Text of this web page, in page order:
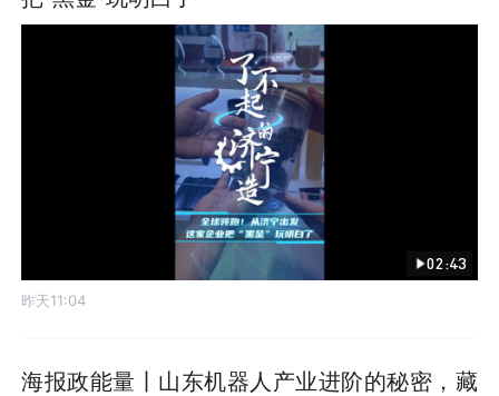
02:43
昨天11:04
海报政能量丨山东机器人产业进阶的秘密，藏